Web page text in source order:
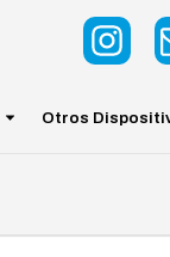
Otros